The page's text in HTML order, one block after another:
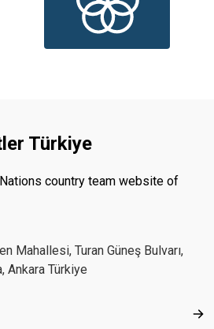
Türkiye
country team website of
Mahallesi, Turan Güneş Bulvarı,
Ankara Türkiye
BM